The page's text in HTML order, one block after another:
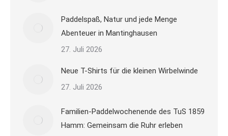
Paddelspaß, Natur und jede Menge
Abenteuer in Mantinghausen
27. Juli 2026
Neue T-Shirts für die kleinen Wirbelwinde
27. Juli 2026
Familien-Paddelwochenende des TuS 1859
Hamm: Gemeinsam die Ruhr erleben